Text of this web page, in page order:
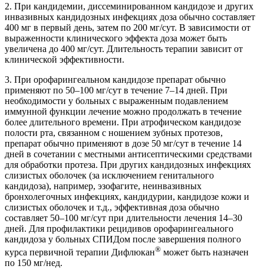
2. При кандидемии, диссеминированном кандидозе и других
инвазивных кандидозных инфекциях доза обычно составляет
400 мг в первый день, затем по 200 мг/сут. В зависимости от
выраженности клинического эффекта доза может быть
увеличена до 400 мг/сут. Длительность терапии зависит от
клинической эффективности.
3. При орофарингеальном кандидозе препарат обычно
применяют по 50–100 мг/сут в течение 7–14 дней. При
необходимости у больных с выраженным подавлением
иммунной функции лечение можно продолжать в течение
более длительного времени. При атрофическом кандидозе
полости рта, связанном с ношением зубных протезов,
препарат обычно применяют в дозе 50 мг/сут в течение 14
дней в сочетании с местными антисептическими средствами
для обработки протеза. При других кандидозных инфекциях
слизистых оболочек (за исключением генитального
кандидоза), например, эзофагите, неинвазивных
бронхолегочных инфекциях, кандидурии, кандидозе кожи и
слизистых оболочек и т.д., эффективная доза обычно
составляет 50–100 мг/сут при длительности лечения 14–30
дней. Для профилактики рецидивов орофарингеального
кандидоза у больных СПИДом после завершения полного
курса первичной терапии Дифлюкан® может быть назначен
по 150 мг/нед.